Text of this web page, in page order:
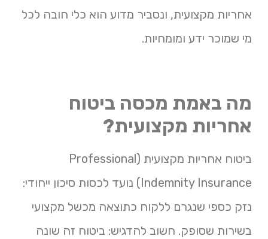
אחריות מקצועית, ונסביר מדוע הוא כלי חובה לכל
מי שמוכר ידע ומומחיות.
מה באמת מכסה ביטוח
אחריות מקצועית?
ביטוח אחריות מקצועית (Professional
Indemnity Insurance) נועד לכסות סיכון ייחודי:
נזק כספי שנגרם ללקוח כתוצאה מכשל מקצועי
בשירות שסופק. חשוב להדגיש: ביטוח זה שונה